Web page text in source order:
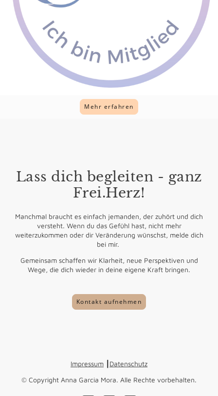
Mehr erfahren
Lass dich begleiten - ganz
Frei.Herz!
Manchmal braucht es einfach jemanden, der zuhört und dich
versteht. Wenn du das Gefühl hast, nicht mehr
weiterzukommen oder dir Veränderung wünschst, melde dich
bei mir.
Gemeinsam schaffen wir Klarheit, neue Perspektiven und
Wege, die dich wieder in deine eigene Kraft bringen.
Kontakt aufnehmen
Impressum Datenschutz
© Copyright Anna Garcia Mora. Alle Rechte vorbehalten.